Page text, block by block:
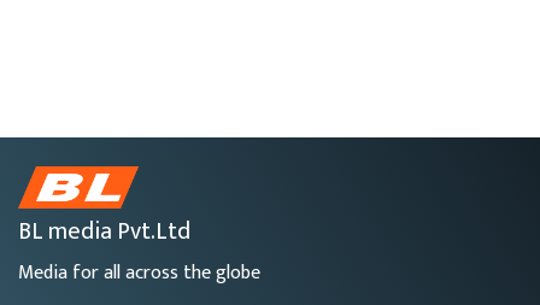
BL media Pvt.Ltd
Media for all across the globe